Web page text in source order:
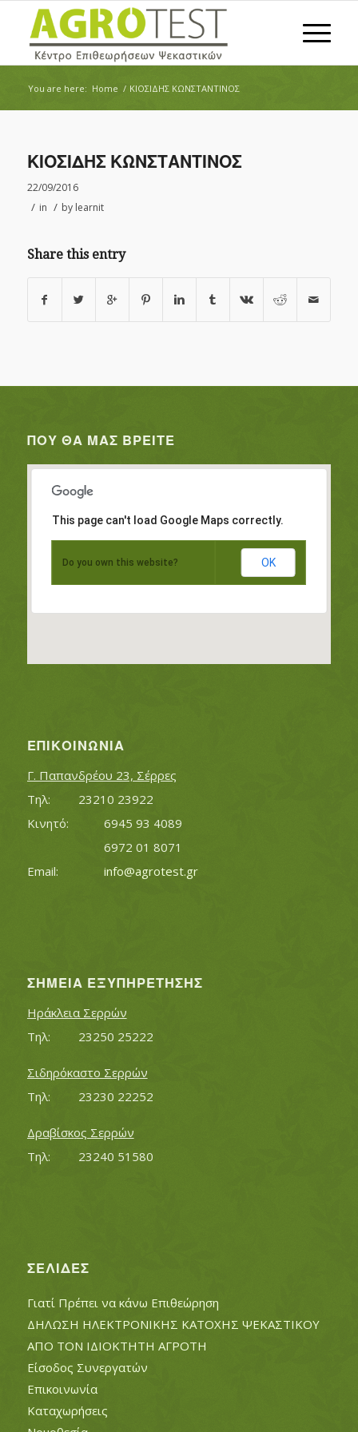
You are here: Home / ΚΙΟΣΙΔΗΣ ΚΩΝΣΤΑΝΤΙΝΟΣ
ΚΙΟΣΙΔΗΣ ΚΩΝΣΤΑΝΤΙΝΟΣ
22/09/2016
/ in / by learnit
Share this entry
ΠΟΥ ΘΑ ΜΑΣ ΒΡΕΊΤΕ
This page can't load Google Maps correctly.
Do you own this website? OK
ΕΠΙΚΟΙΝΩΝΊΑ
Γ. Παπανδρέου 23, Σέρρες
Τηλ:		23210 23922
Κινητό:		6945 93 4089
			6972 01 8071
info@agrotest.gr
ΣΗΜΕΊΑ ΕΞΥΠΗΡΈΤΗΣΗΣ
Ηράκλεια Σερρών
Τηλ:		23250 25222
Σιδηρόκαστο Σερρών
Τηλ:		23230 22252
Δραβίσκος Σερρών
Τηλ:		23240 51580
ΣΕΛΊΔΕΣ
Γιατί Πρέπει να κάνω Επιθεώρηση
ΔΗΛΩΣΗ ΗΛΕΚΤΡΟΝΙΚΗΣ ΚΑΤΟΧΗΣ ΨΕΚΑΣΤΙΚΟΥ
ΑΠΟ ΤΟΝ ΙΔΙΟΚΤΗΤΗ ΑΓΡΟΤΗ
Είσοδος Συνεργατών
Επικοινωνία
Καταχωρήσεις